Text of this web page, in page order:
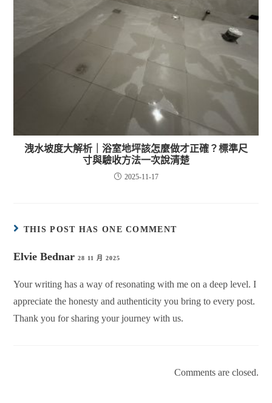
洩水坡度大解析｜浴室地坪該怎麼做才正確？標準尺
寸與驗收方法一次說清楚
2025-11-17
THIS POST HAS ONE COMMENT
Elvie Bednar 28 11 月 2025
Your writing has a way of resonating with me on a deep level. I
appreciate the honesty and authenticity you bring to every post.
Thank you for sharing your journey with us.
Comments are closed.